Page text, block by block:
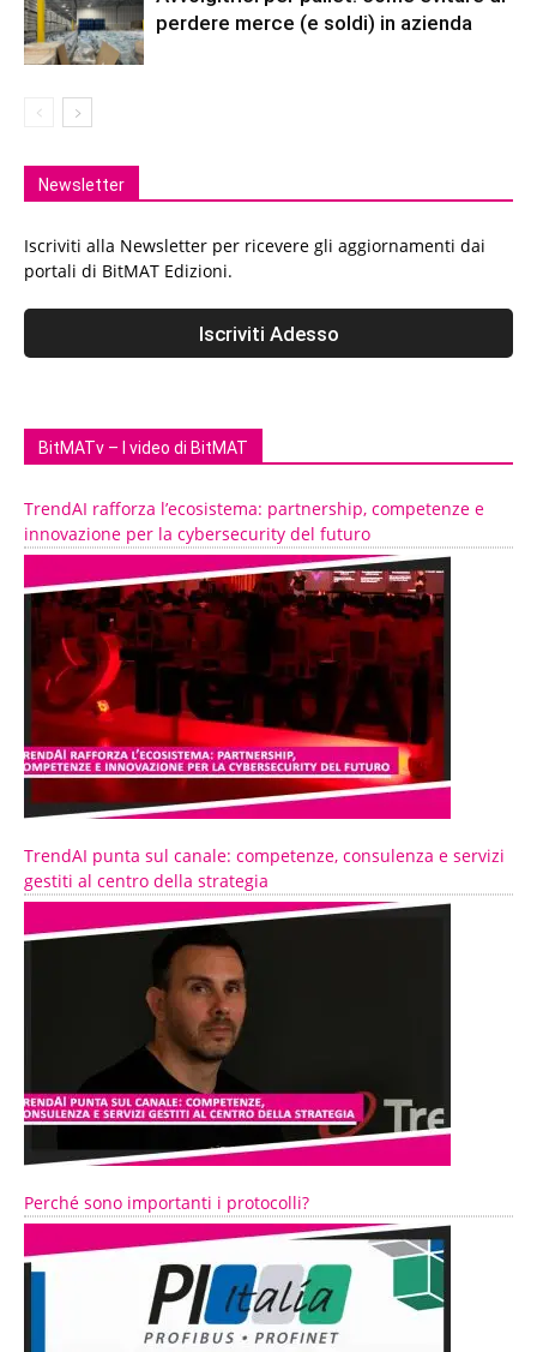
perdere merce (e soldi) in azienda
Newsletter
Iscriviti alla Newsletter per ricevere gli aggiornamenti dai
portali di BitMAT Edizioni.
BitMATv – I video di BitMAT
TrendAI rafforza l’ecosistema: partnership, competenze e
innovazione per la cybersecurity del futuro
TrendAI punta sul canale: competenze, consulenza e servizi
gestiti al centro della strategia
Perché sono importanti i protocolli?